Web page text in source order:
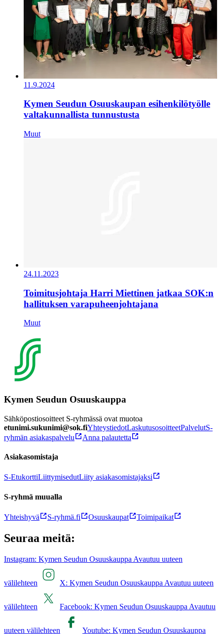
11.9.2024
Kymen Seudun Osuuskaupan esihenkilötyölle
valtakunnallista tunnustusta
Muut
24.11.2023
Toimitusjohtaja Harri Miettinen jatkaa SOK:n
hallituksen varapuheenjohtajana
Muut
Kymen Seudun Osuuskauppa
Sähköpostiosoitteet S-ryhmässä ovat muotoa
etunimi.sukunimi@sok.fiYhteystiedotLaskutusosoitteetPalvelutS-
ryhmän asiakaspalvelu
Anna palautetta
Asiakasomistaja
S-EtukorttiLiittymisedutLiity asiakasomistajaksi
S-ryhmä muualla
Yhteishyvä S-ryhmä.fi Osuuskaupat Toimipaikat
Seuraa meitä:
Instagram: Kymen Seudun Osuuskauppa Avautuu uuteen
välilehteen X: Kymen Seudun Osuuskauppa Avautuu uuteen
välilehteen Facebook: Kymen Seudun Osuuskauppa Avautuu
uuteen välilehteen Youtube: Kymen Seudun Osuuskauppa